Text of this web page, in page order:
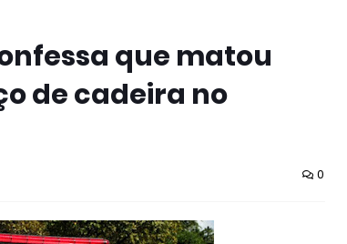
que matou
de cadeira no
0